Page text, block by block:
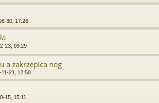
30, 17:26
23, 09:29
a zakrzepica nog
11-21, 12:50
15, 15:11